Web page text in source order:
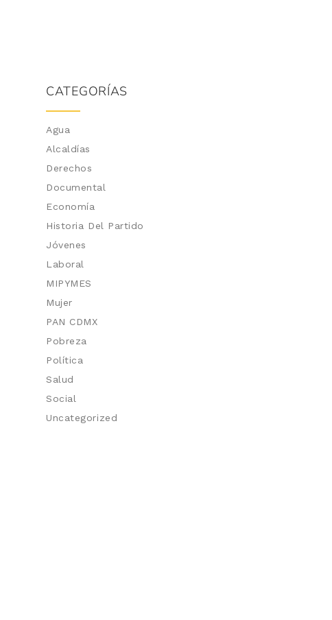
CATEGORÍAS
Agua
Alcaldías
Derechos
Documental
Economía
Historia Del Partido
Jóvenes
Laboral
MIPYMES
Mujer
PAN CDMX
Pobreza
Política
Salud
Social
Uncategorized